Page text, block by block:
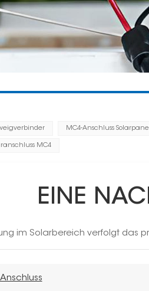
MC4-Anschluss Solarpanel
MC4
EINE
im Solarbereich verfolgt das